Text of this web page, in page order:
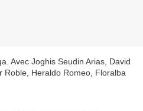
Avec Joghis Seudin Arias, David
Roble, Heraldo Romeo, Floralba